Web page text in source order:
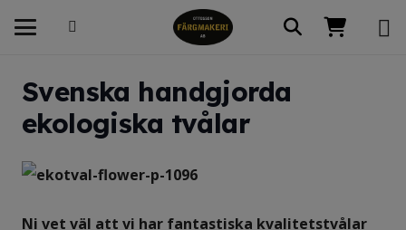
Svenska handgjorda
ekologiska tvålar
Ni vet väl att vi har fantastiska kvalitetstvålar